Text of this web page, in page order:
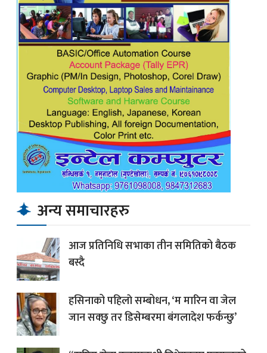
अन्य समाचारहरु
आज प्रतिनिधि सभाका तीन समितिको बैठक
बस्दै
हसिनाको पहिलाे सम्बोधन, ‘म मारिन वा जेल
जान सक्छु तर डिसेम्बरमा बंगलादेश फर्कन्छु’